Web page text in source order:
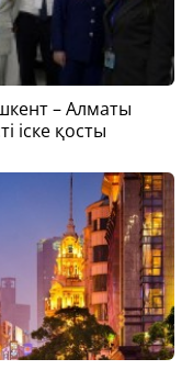
– Алматы
іске қосты